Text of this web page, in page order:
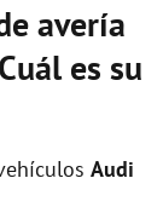
avería
es su
Audi